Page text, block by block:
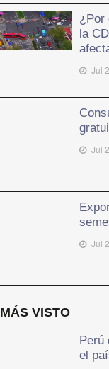
¿Por
la
Jul
Jul
Jul
MÁS VISTO
Perú
el